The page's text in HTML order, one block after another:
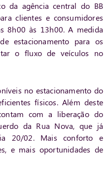
da agência central do BB
clientes e consumidores
8h00 às 13h00. A medida
estacionamento para os
o fluxo de veículos no
no estacionamento do
físicos. Além deste
com a liberação do
da Rua Nova, que já
20/02. Mais conforto e
e mais oportunidades de